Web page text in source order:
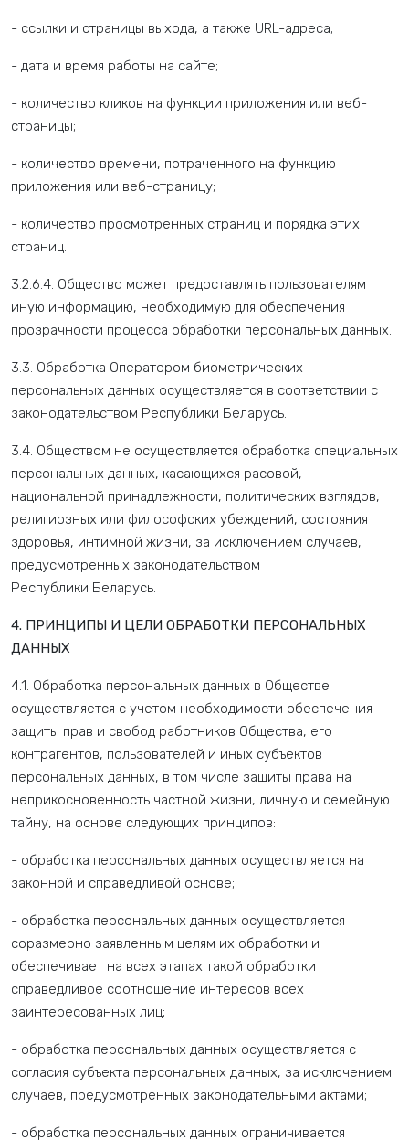
- ссылки и страницы выхода, а также URL-адреса;
- дата и время работы на сайте;
- количество кликов на функции приложения или веб-
страницы;
- количество времени, потраченного на функцию
приложения или веб-страницу;
- количество просмотренных страниц и порядка этих
страниц.
3.2.6.4. Общество может предоставлять пользователям
иную информацию, необходимую для обеспечения
прозрачности процесса обработки персональных данных.
3.3. Обработка Оператором биометрических
персональных данных осуществляется в соответствии с
законодательством Республики Беларусь.
3.4. Обществом не осуществляется обработка специальных
персональных данных, касающихся расовой,
национальной принадлежности, политических взглядов,
религиозных или философских убеждений, состояния
здоровья, интимной жизни, за исключением случаев,
предусмотренных законодательством
Республики Беларусь.
4. ПРИНЦИПЫ И ЦЕЛИ ОБРАБОТКИ ПЕРСОНАЛЬНЫХ
ДАННЫХ
4.1. Обработка персональных данных в Обществе
осуществляется с учетом необходимости обеспечения
защиты прав и свобод работников Общества, его
контрагентов, пользователей и иных субъектов
персональных данных, в том числе защиты права на
неприкосновенность частной жизни, личную и семейную
тайну, на основе следующих принципов:
- обработка персональных данных осуществляется на
законной и справедливой основе;
- обработка персональных данных осуществляется
соразмерно заявленным целям их обработки и
обеспечивает на всех этапах такой обработки
справедливое соотношение интересов всех
заинтересованных лиц;
- обработка персональных данных осуществляется с
согласия субъекта персональных данных, за исключением
случаев, предусмотренных законодательными актами;
- обработка персональных данных ограничивается